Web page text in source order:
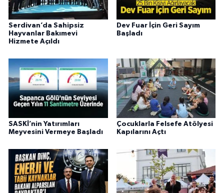
Serdivan’da Sahipsiz
Hayvanlar Bakımevi
Hizmete Açıldı
Dev Fuar İçin Geri Sayım
Başladı
SASKİ’nin Yatırımları
Meyvesini Vermeye Başladı
Çocuklarla Felsefe Atölyesi
Kapılarını Açtı